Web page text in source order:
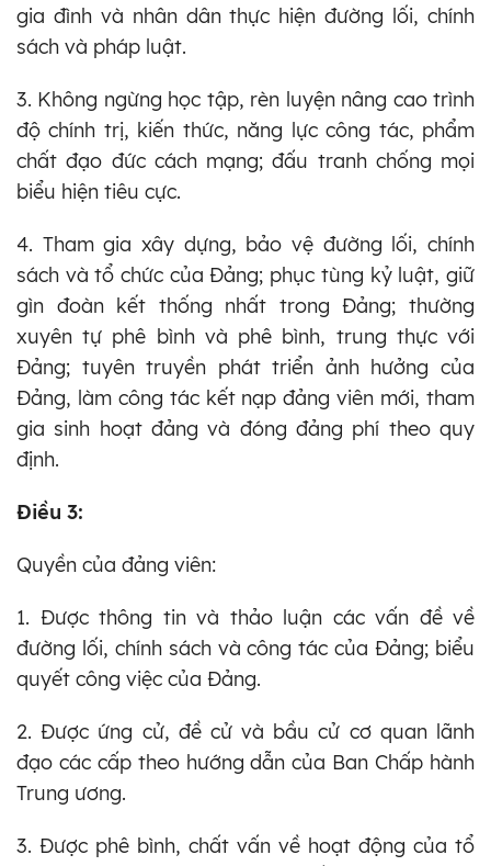
gia đình và nhân dân thực hiện đường lối, chính
sách và pháp luật.
3. Không ngừng học tập, rèn luyện nâng cao trình
độ chính trị, kiến thức, năng lực công tác, phẩm
chất đạo đức cách mạng; đấu tranh chống mọi
biểu hiện tiêu cực.
4. Tham gia xây dựng, bảo vệ đường lối, chính
sách và tổ chức của Đảng; phục tùng kỷ luật, giữ
gìn đoàn kết thống nhất trong Đảng; thường
xuyên tự phê bình và phê bình, trung thực với
Đảng; tuyên truyền phát triển ảnh hưởng của
Đảng, làm công tác kết nạp đảng viên mới, tham
gia sinh hoạt đảng và đóng đảng phí theo quy
định.
Điều 3:
Quyền của đảng viên:
1. Được thông tin và thảo luận các vấn đề về
đường lối, chính sách và công tác của Đảng; biểu
quyết công việc của Đảng.
2. Được ứng cử, đề cử và bầu cử cơ quan lãnh
đạo các cấp theo hướng dẫn của Ban Chấp hành
Trung ương.
3. Được phê bình, chất vấn về hoạt động của tổ